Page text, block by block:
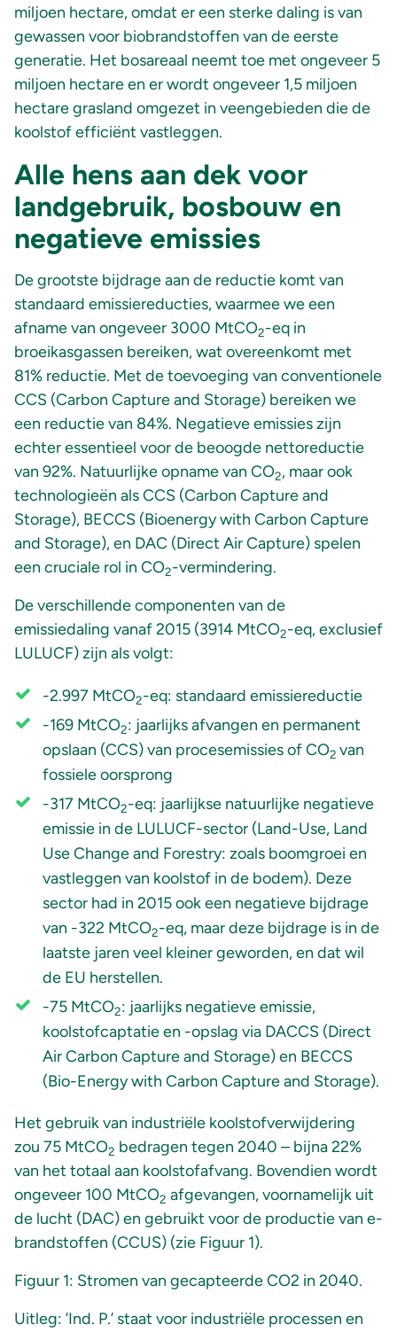
miljoen hectare, omdat er een sterke daling is van
gewassen voor biobrandstoffen van de eerste
generatie. Het bosareaal neemt toe met ongeveer 5
miljoen hectare en er wordt ongeveer 1,5 miljoen
hectare grasland omgezet in veengebieden die de
koolstof efficiënt vastleggen.
Alle hens aan dek voor
landgebruik, bosbouw en
negatieve emissies
De grootste bijdrage aan de reductie komt van
standaard emissiereducties, waarmee we een
afname van ongeveer 3000 MtCO2-eq in
broeikasgassen bereiken, wat overeenkomt met
81% reductie. Met de toevoeging van conventionele
CCS (Carbon Capture and Storage) bereiken we
een reductie van 84%. Negatieve emissies zijn
echter essentieel voor de beoogde nettoreductie
van 92%. Natuurlijke opname van CO2, maar ook
technologieën als CCS (Carbon Capture and
Storage), BECCS (Bioenergy with Carbon Capture
and Storage), en DAC (Direct Air Capture) spelen
een cruciale rol in CO2-vermindering.
De verschillende componenten van de
emissiedaling vanaf 2015 (3914 MtCO2-eq, exclusief
LULUCF) zijn als volgt:
-2.997 MtCO2-eq: standaard emissiereductie
-169 MtCO2: jaarlijks afvangen en permanent
opslaan (CCS) van procesemissies of CO2 van
fossiele oorsprong
-317 MtCO2-eq: jaarlijkse natuurlijke negatieve
emissie in de LULUCF-sector (Land-Use, Land
Use Change and Forestry: zoals boomgroei en
vastleggen van koolstof in de bodem). Deze
sector had in 2015 ook een negatieve bijdrage
van -322 MtCO2-eq, maar deze bijdrage is in de
laatste jaren veel kleiner geworden, en dat wil
de EU herstellen.
-75 MtCO2: jaarlijks negatieve emissie,
koolstofcaptatie en -opslag via DACCS (Direct
Air Carbon Capture and Storage) en BECCS
(Bio-Energy with Carbon Capture and Storage).
Het gebruik van industriële koolstofverwijdering
zou 75 MtCO2 bedragen tegen 2040 – bijna 22%
van het totaal aan koolstofafvang. Bovendien wordt
ongeveer 100 MtCO2 afgevangen, voornamelijk uit
de lucht (DAC) en gebruikt voor de productie van e-
brandstoffen (CCUS) (zie Figuur 1).
Figuur 1: Stromen van gecapteerde CO2 in 2040.
Uitleg: ’Ind. P.’ staat voor industriële processen en